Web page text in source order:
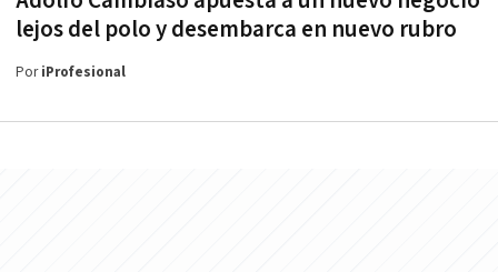
lejos del polo y desembarca en nuevo rubro
PoriProfesional